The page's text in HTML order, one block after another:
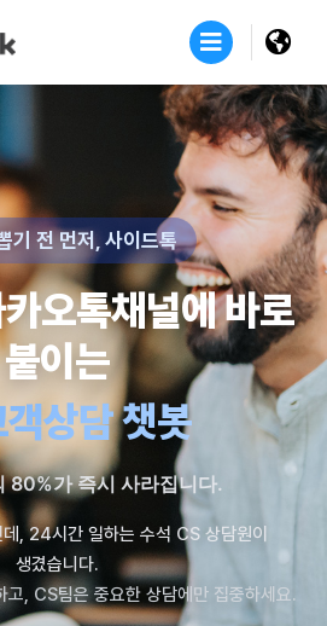
기 전 먼저, 사이드톡
오톡채널에 바로
붙이는
상담 챗봇
80%가 즉시 사라집니다.
, 24시간 일하는 수석 CS 상담원이
생겼습니다.
고, CS팀은 중요한 상담에만 집중하세요.